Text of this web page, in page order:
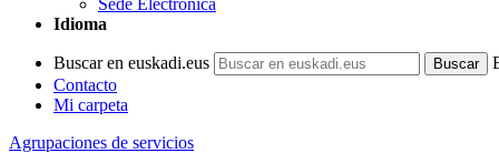
Sede Electrónica
Idioma
Buscar en euskadi.eus
Contacto
Mi carpeta
Agrupaciones de servicios